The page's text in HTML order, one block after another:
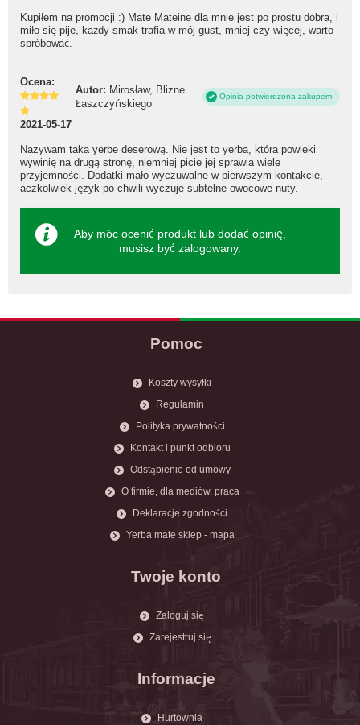
Kupiłem na promocji :) Mate Mateine dla mnie jest po prostu dobra, i
miło się pije, każdy smak trafia w mój gust, mniej czy więcej, warto
spróbować.
Ocena:
Autor: Mirosław, Blizne
Łaszczyńskiego
Opinia potwierdzona zakupem
2021-05-17
Nazywam taka yerbe deserową. Nie jest to yerba, która powieki
wywinię na drugą stronę, niemniej picie jej sprawia wiele
przyjemności. Dodatki mało wyczuwalne w pierwszym kontakcie,
aczkolwiek język po chwili wyczuje subtelne owocowe nuty.
Aby móc ocenić produkt lub dodać opinię,
musisz być zalogowany.
Pomoc
Koszty wysyłki
Regulamin
Polityka prywatności
Kontakt i punkt odbioru
Odstąpienie od umowy
O firmie, dla mediów, praca
Deklaracje zgodności
Yerba mate sklep - mapa
Twoje konto
Zaloguj się
Zarejestruj się
Informacje
Hurtownia